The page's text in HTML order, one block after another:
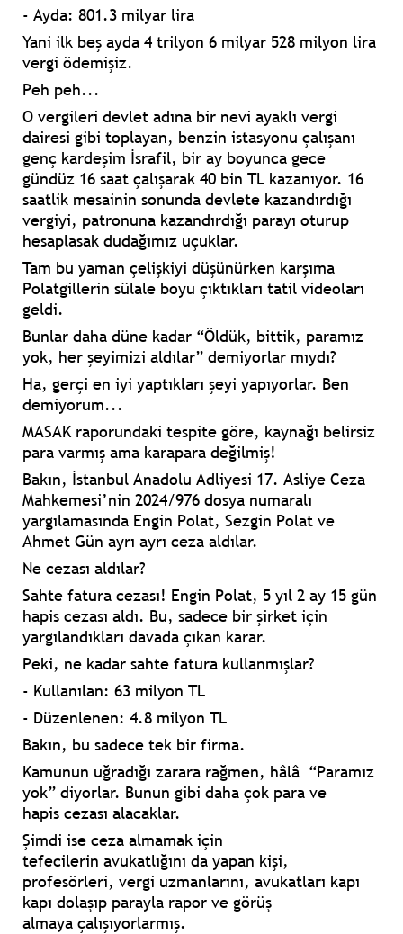
- Ayda: 801.3 milyar lira
Yani ilk beş ayda 4 trilyon 6 milyar 528 milyon lira
vergi ödemişiz.
Peh peh...
O vergileri devlet adına bir nevi ayaklı vergi
dairesi gibi toplayan, benzin istasyonu çalışanı
genç kardeşim İsrafil, bir ay boyunca gece
gündüz 16 saat çalışarak 40 bin TL kazanıyor. 16
saatlik mesainin sonunda devlete kazandırdığı
vergiyi, patronuna kazandırdığı parayı oturup
hesaplasak dudağımız uçuklar.
Tam bu yaman çelişkiyi düşünürken karşıma
Polatgillerin sülale boyu çıktıkları tatil videoları
geldi.
Bunlar daha düne kadar “Öldük, bittik, paramız
yok, her şeyimizi aldılar” demiyorlar mıydı?
Ha, gerçi en iyi yaptıkları şeyi yapıyorlar. Ben
demiyorum...
MASAK raporundaki tespite göre, kaynağı belirsiz
para varmış ama karapara değilmiş!
Bakın, İstanbul Anadolu Adliyesi 17. Asliye Ceza
Mahkemesi’nin 2024/976 dosya numaralı
yargılamasında Engin Polat, Sezgin Polat ve
Ahmet Gün ayrı ayrı ceza aldılar.
Ne cezası aldılar?
Sahte fatura cezası! Engin Polat, 5 yıl 2 ay 15 gün
hapis cezası aldı. Bu, sadece bir şirket için
yargılandıkları davada çıkan karar.
Peki, ne kadar sahte fatura kullanmışlar?
- Kullanılan: 63 milyon TL
- Düzenlenen: 4.8 milyon TL
Bakın, bu sadece tek bir firma.
Kamunun uğradığı zarara rağmen, hâlâ “Paramız
yok” diyorlar. Bunun gibi daha çok para ve
hapis cezası alacaklar.
Şimdi ise ceza almamak için
tefecilerin avukatlığını da yapan kişi,
profesörleri, vergi uzmanlarını, avukatları kapı
kapı dolaşıp parayla rapor ve görüş
almaya çalışıyorlarmış.